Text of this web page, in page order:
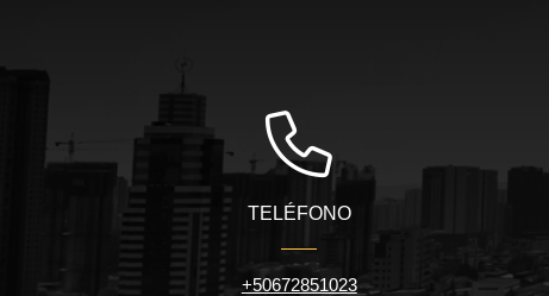
TELÉFONO
+50672851023